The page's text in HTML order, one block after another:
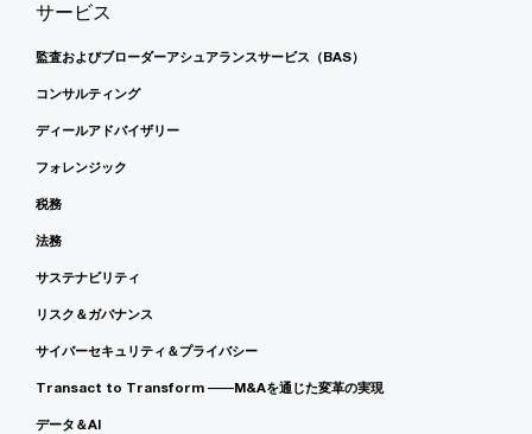
サービス
監査およびブローダーアシュアランスサービス（BAS）
コンサルティング
ディールアドバイザリー
フォレンジック
税務
法務
サステナビリティ
リスク＆ガバナンス
サイバーセキュリティ＆プライバシー
Transact to Transform ――M&Aを通じた変革の実現
データ＆AI